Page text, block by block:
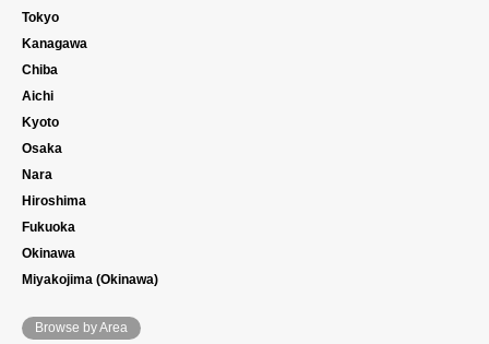
Tokyo
Kanagawa
Chiba
Aichi
Kyoto
Osaka
Nara
Hiroshima
Fukuoka
Okinawa
Miyakojima (Okinawa)
Browse by Area